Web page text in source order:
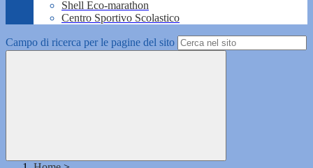
Shell Eco-marathon
Centro Sportivo Scolastico
Campo di ricerca per le pagine del sito